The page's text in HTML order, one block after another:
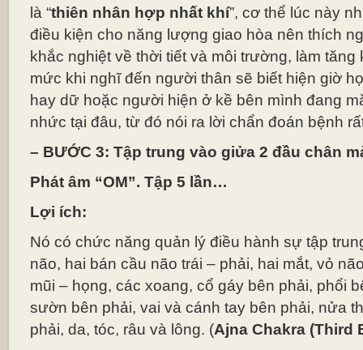
là “thiên nhân hợp nhất khí”, cơ thể lúc này
điều kiện cho năng lượng giao hòa nên thích
khắc nghiệt về thời tiết và môi trường, làm tăng
mức khi nghĩ đến người thân sẽ biết hiện giờ
hay dữ hoặc người hiện ở kề bên mình đang
nhức tại đâu, từ đó nói ra lời chẩn đoán bệnh
– BƯỚC 3: Tập trung vào giửa 2 đầu chân
Phát âm “OM”. Tập 5 lần…
Lợi ích:
Nó có chức năng quản lý điều hành sự tập
não, hai bán cầu não trái – phải, hai mắt, vỏ
mũi – họng, các xoang, cổ gáy bên phải, phổi
sườn bên phải, vai và cánh tay bên phải, nửa
phải, da, tóc, râu và lông. (Ajna Chakra (Third